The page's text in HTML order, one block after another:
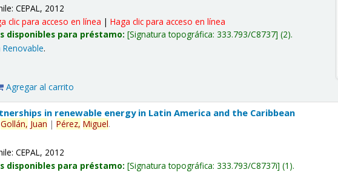
CEPAL, 2012
clic para acceso en línea |Haga clic para acceso en línea
disponibles para préstamo: Signatura topográfica:333.793/C8737 (2).
Renovable.
Agregar al carrito
in renewable energy in Latin America and the Caribbean
Gollán, Juan |Pérez, Miguel.
CEPAL, 2012
disponibles para préstamo: Signatura topográfica:333.793/C8737i (1).